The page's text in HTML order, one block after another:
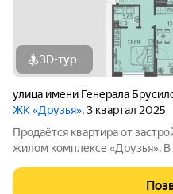
3D-тур
улица имени Генерала
ЖК «Друзья», 3 квартал 2025
Продаётся квартира от
жилом комплексе «Друзья». В
Бесплатные игровая комната